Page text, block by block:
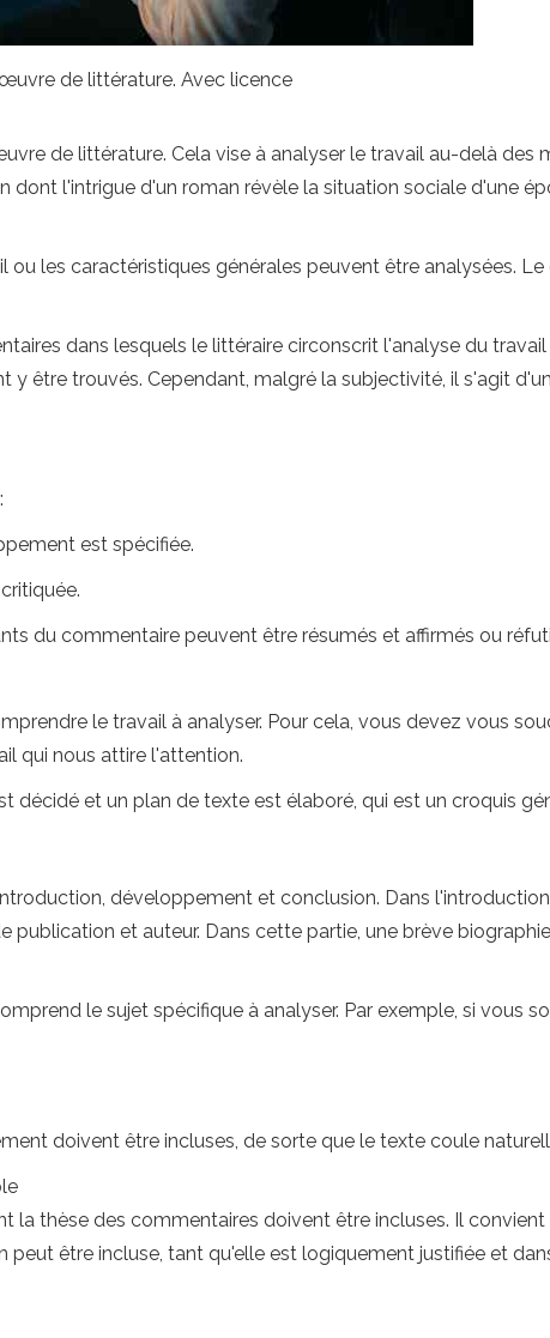
de littérature. Avec licence
de littérature. Cela vise à analyser le travail au-delà des
dont l'intrigue d'un roman révèle la situation sociale d'une
les caractéristiques générales peuvent être analysées.
dans lesquels le littéraire circonscrit l'analyse du
y être trouvés. Cependant, malgré la subjectivité, il s'agit
est spécifiée.
du commentaire peuvent être résumés et affirmés ou
le travail à analyser. Pour cela, vous devez vous
qui nous attire l'attention.
décidé et un plan de texte est élaboré, qui est un croquis
développement et conclusion. Dans
publication et auteur. Dans cette partie, une brève
le sujet spécifique à analyser. Par exemple, si vous
doivent être incluses, de sorte que le texte coule
la thèse des commentaires doivent être incluses. Il
être incluse, tant qu'elle est logiquement justifiée et